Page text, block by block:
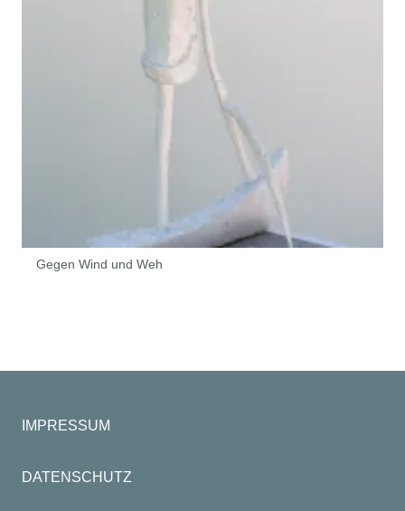
Gegen Wind und Weh
IMPRESSUM
DATENSCHUTZ